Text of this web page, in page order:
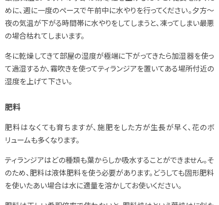
めに、週に一度のペースで午前中に水やりを行ってください。夕方～
夜の気温が下がる時間帯に水やりをしてしまうと、凍ってしまい最悪
の場合枯れてしまいます。
冬に乾燥してきて部屋の湿度が極端に下がってきたら加湿器を使っ
て過湿するか、霧吹きを使ってティランジアを置いてある場所付近の
湿度を上げて下さい。
肥料
肥料はなくても育ちますが、施肥をした方が生長が早く、花のボ
リュームも多くなります。
ティランジアはどの種類も葉からしか吸水することができません。そ
のため、肥料は液体肥料を使う必要があります。どうしても固形肥料
を使いたあい場合は水に適量を溶かしてお使いください。